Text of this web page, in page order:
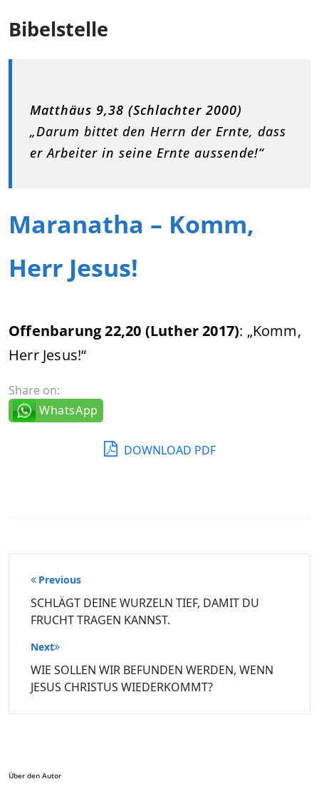
Bibelstelle
Matthäus 9,38 (Schlachter 2000)
„Darum bittet den Herrn der Ernte, dass
er Arbeiter in seine Ernte aussende!“
Maranatha – Komm,
Herr Jesus!
Offenbarung 22,20 (Luther 2017): „Komm,
Herr Jesus!“
Share on:
WhatsApp
DOWNLOAD PDF
Beitragsnavigation
Previous
SCHLÄGT DEINE WURZELN TIEF, DAMIT DU
FRUCHT TRAGEN KANNST.
Next
WIE SOLLEN WIR BEFUNDEN WERDEN, WENN
JESUS CHRISTUS WIEDERKOMMT?
Über den Autor